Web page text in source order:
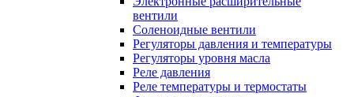
вентили
Соленоидные вентили
Регуляторы давления и температуры
Регуляторы уровня масла
Реле давления
Реле температуры и термостаты